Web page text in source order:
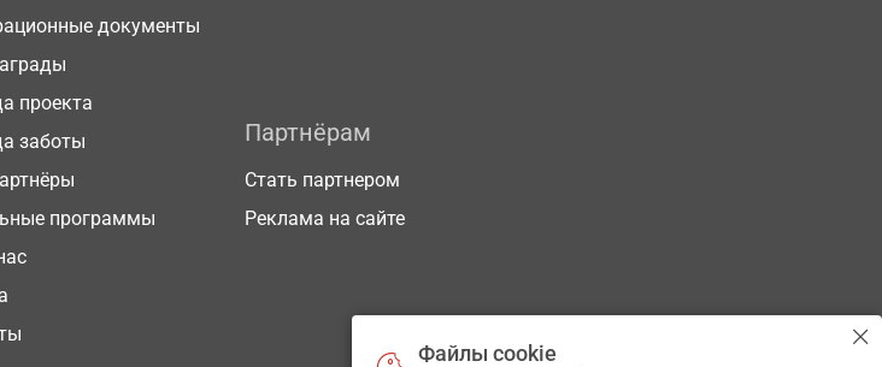
документы
проекта
заботы
программы
Партнёрам
Стать партнером
Реклама на сайте
Файлы cookie